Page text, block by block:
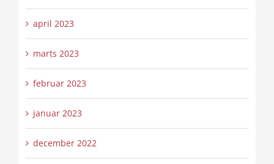
april 2023
marts 2023
februar 2023
januar 2023
december 2022